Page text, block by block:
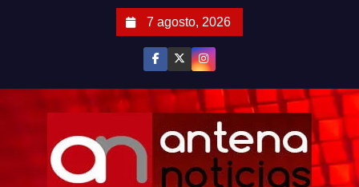
7 agosto, 2026